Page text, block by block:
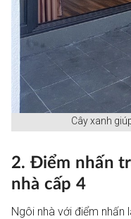
Cây xanh
2. Điểm nhấn
nhà cấp 4
Ngôi nhà với điểm nhấn